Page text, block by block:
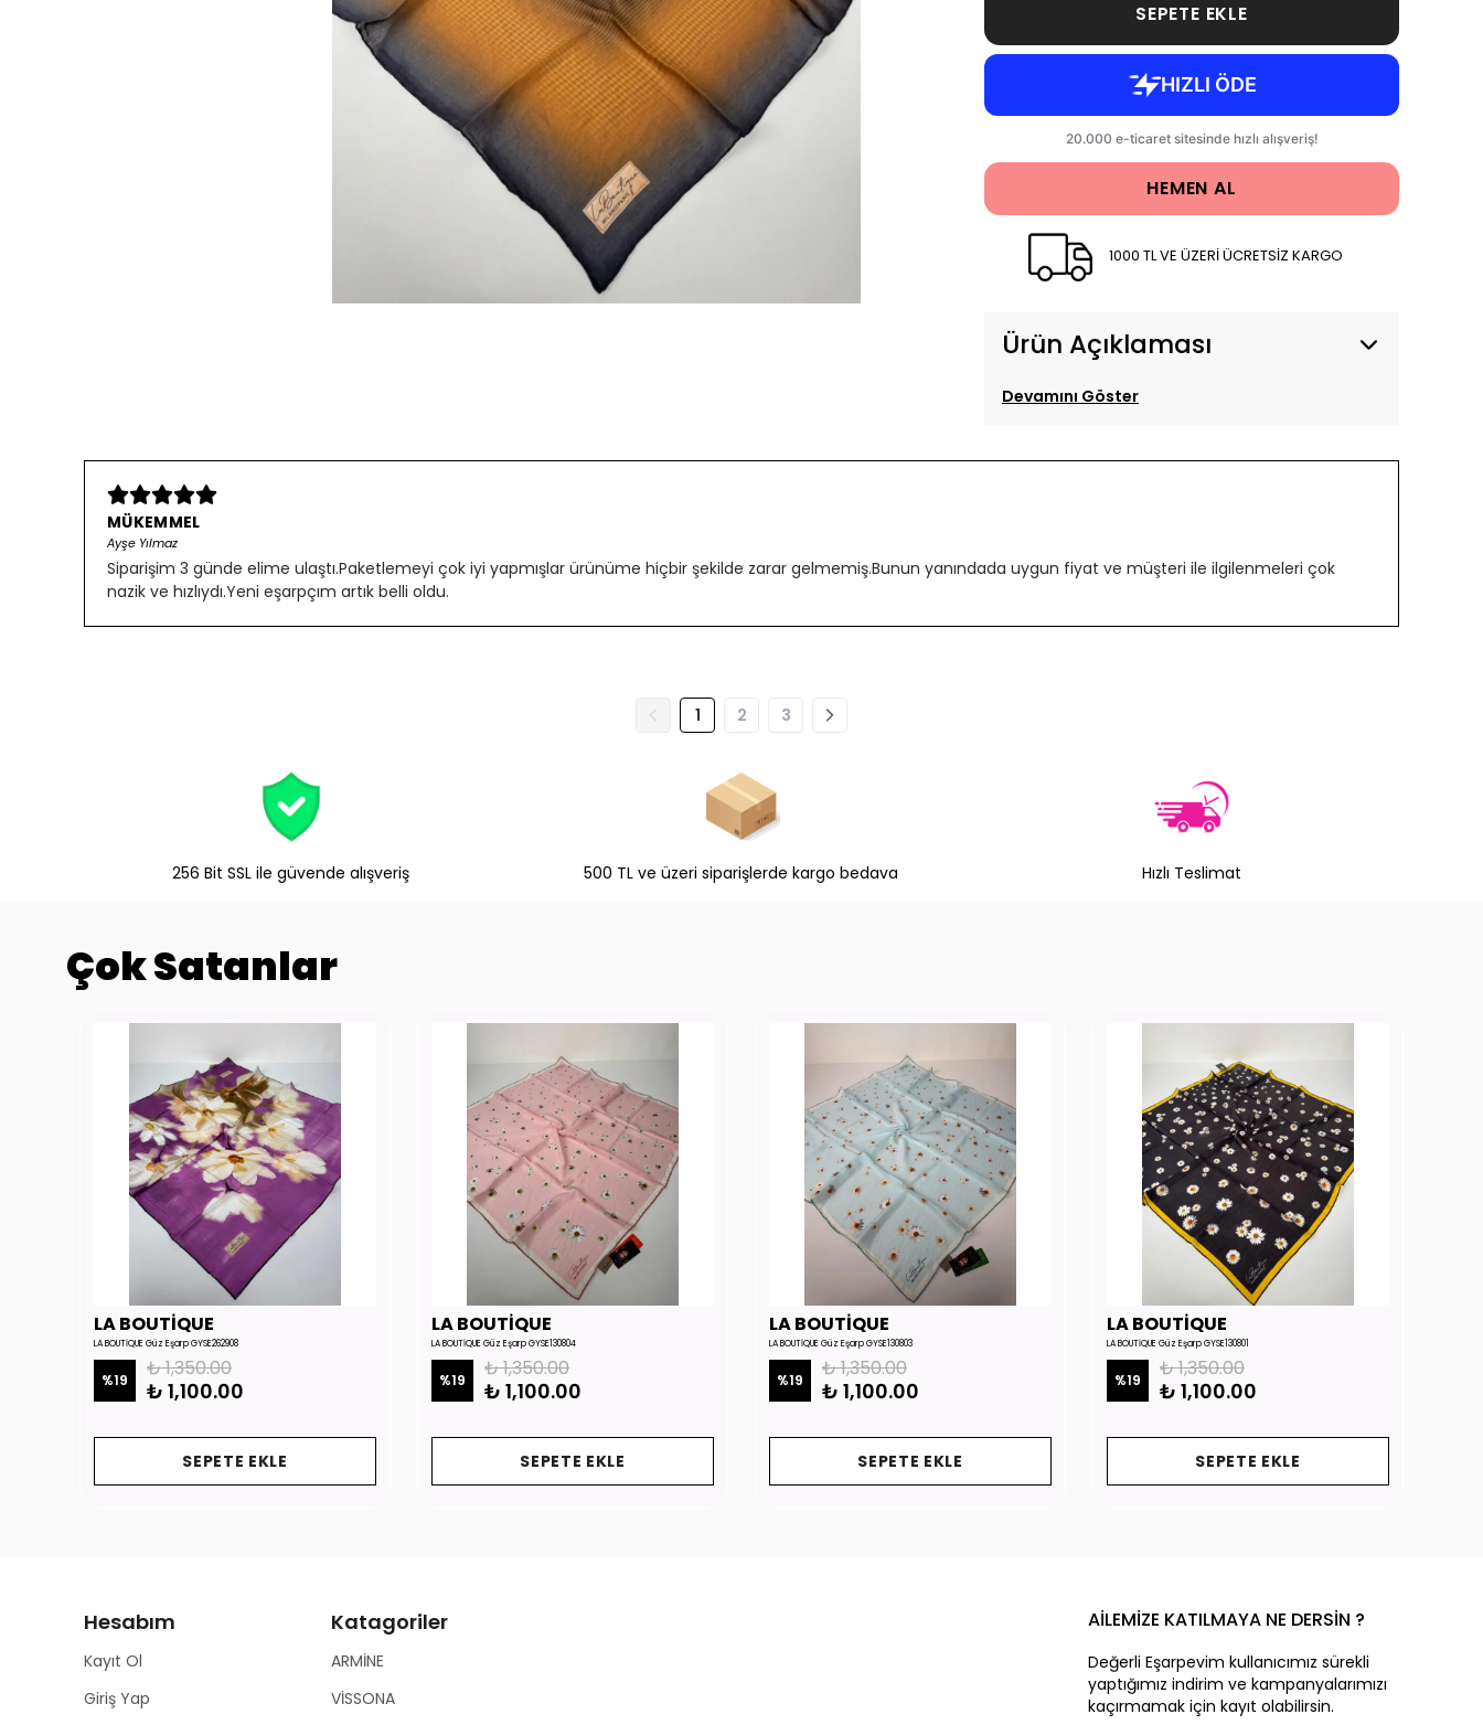
SEPETE EKLE
HEMEN AL
1000 TL VE ÜZERİ ÜCRETSİZ KARGO
Ürün Açıklaması
Devamını Göster
MÜKEMMEL
Ayşe Yılmaz
Siparişim 3 günde elime ulaştı.Paketlemeyi çok iyi yapmışlar ürünüme hiçbir şekilde zarar gelmemiş.Bunun yanındada uygun fiyat ve müşteri ile ilgilenmeleri çok
nazik ve hızlıydı.Yeni eşarpçım artık belli oldu.
1 2 3
256 Bit SSL ile güvende alışveriş 500 TL ve üzeri siparişlerde kargo bedava Hızlı Teslimat
Çok Satanlar
LA BOUTİQUE
LA BOUTİQUE Güz Eşarp GYSE262908
%19 ₺ 1,350.00
₺ 1,100.00
SEPETE EKLE
LA BOUTİQUE
LA BOUTİQUE Güz Eşarp GYSE130804
%19 ₺ 1,350.00
₺ 1,100.00
SEPETE EKLE
LA BOUTİQUE
LA BOUTİQUE Güz Eşarp GYSE130803
%19 ₺ 1,350.00
₺ 1,100.00
SEPETE EKLE
LA BOUTİQUE
LA BOUTİQUE Güz Eşarp GYSE130801
%19 ₺ 1,350.00
₺ 1,100.00
SEPETE EKLE
Hesabım
Kayıt Ol
Giriş Yap
Katagoriler
ARMİNE
VİSSONA
AİLEMİZE KATILMAYA NE DERSİN ?
Değerli Eşarpevim kullanıcımız sürekli
yaptığımız indirim ve kampanyalarımızı
kaçırmamak için kayıt olabilirsin.